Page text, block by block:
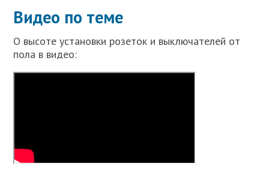
Видео по теме
О высоте установки розеток и выключателей от
пола в видео: